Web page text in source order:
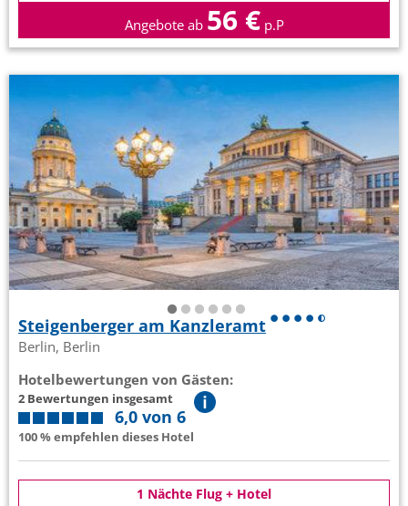
Angebote ab 56 € p.P
Steigenberger am Kanzleramt
Berlin, Berlin
Hotelbewertungen von Gästen:
2 Bewertungen insgesamt
6,0 von 6
100 % empfehlen dieses Hotel
1 Nächte Flug + Hotel